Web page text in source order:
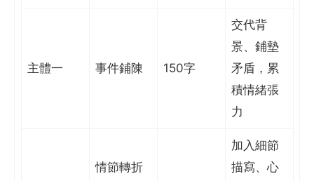
主體一 事件鋪陳 150字
交代背
景、鋪墊
矛盾，累
積情緒張
力
情節轉折
加入細節
描寫、心